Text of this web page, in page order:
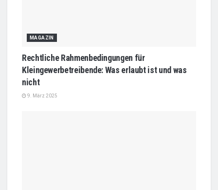
MAGAZIN
Rechtliche Rahmenbedingungen für
Kleingewerbetreibende: Was erlaubt ist und was
nicht
9. März 2025